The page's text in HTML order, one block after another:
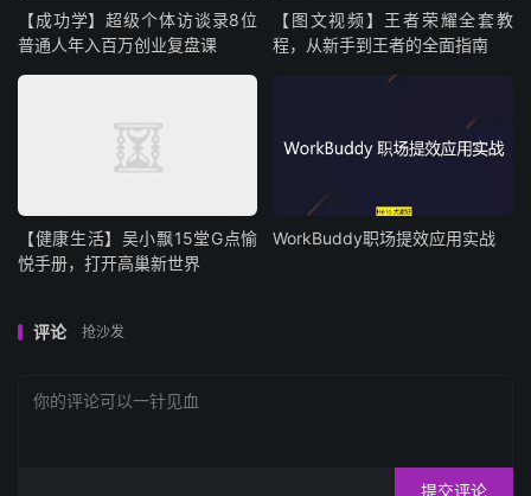
【成功学】超级个体访谈录8位
普通人年入百万创业复盘课
【图文视频】王者荣耀全套教
程，从新手到王者的全面指南
【健康生活】吴小飘15堂G点愉
悦手册，打开高巢新世界
WorkBuddy职场提效应用实战
评论 抢沙发
提交评论